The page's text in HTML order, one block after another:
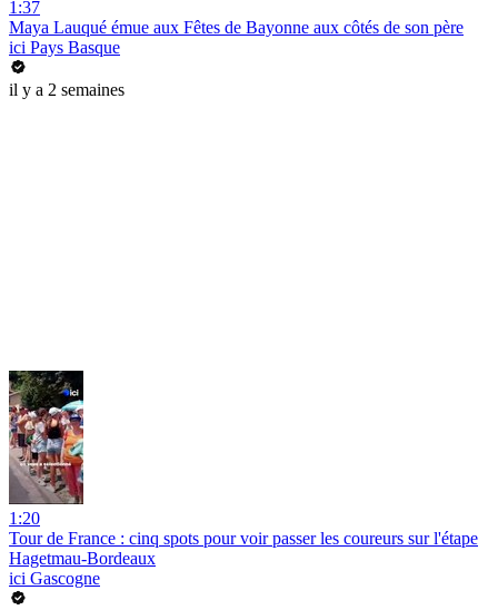
1:37
Maya Lauqué émue aux Fêtes de Bayonne aux côtés de son père
ici Pays Basque
il y a 2 semaines
1:20
Tour de France : cinq spots pour voir passer les coureurs sur l'étape
Hagetmau-Bordeaux
ici Gascogne